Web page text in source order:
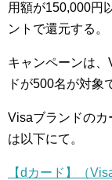
用額が150,000円
ントで還元する。
キャンペーンは
ドが500名が対象
Visaブランドのカ
は以下にて。
【dカード】（